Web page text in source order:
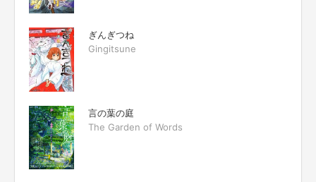
ぎんぎつね
Gingitsune
言の葉の庭
The Garden of Words